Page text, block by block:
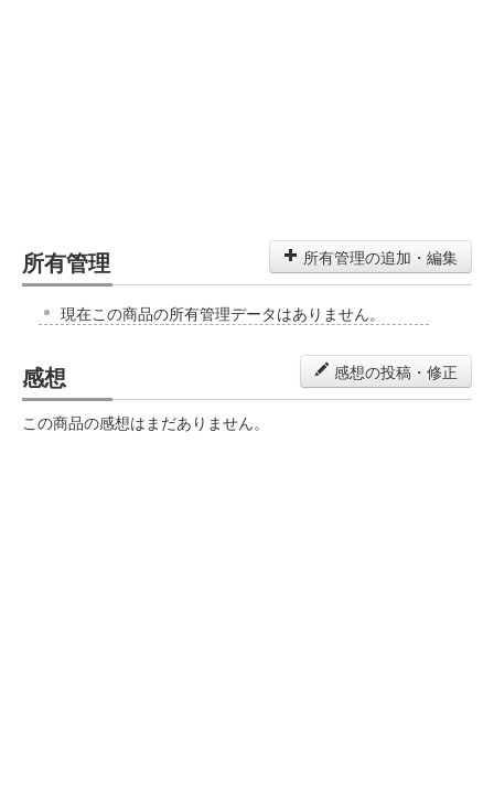
所有管理 所有管理の追加・編集
現在この商品の所有管理データはありません。
感想 感想の投稿・修正
この商品の感想はまだありません。